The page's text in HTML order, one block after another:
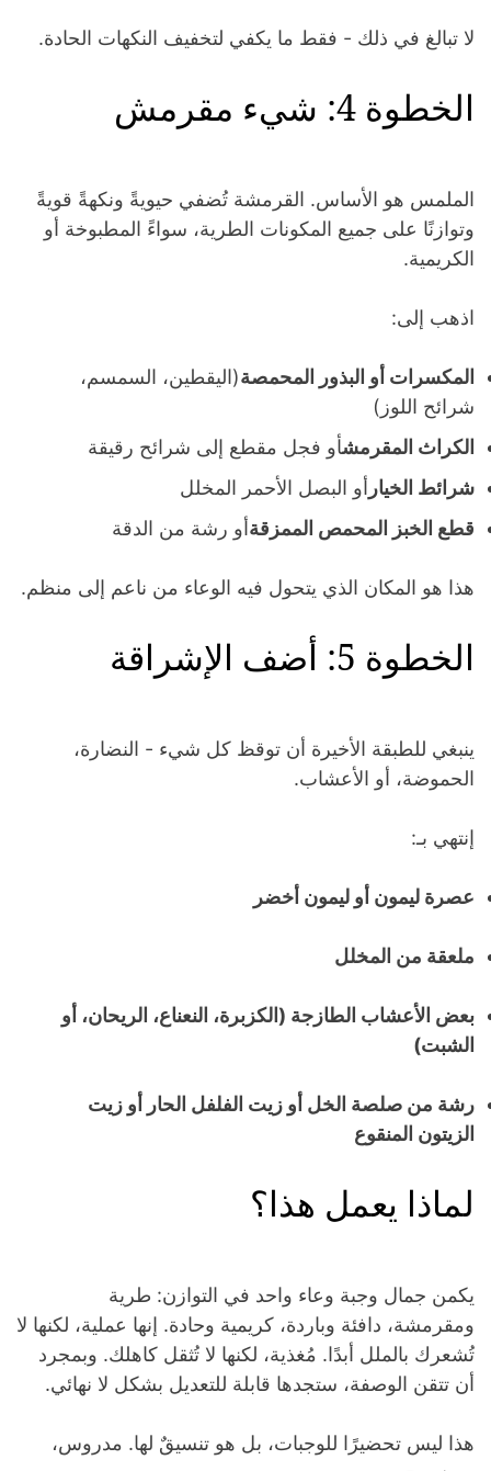
لا تبالغ في ذلك - فقط ما يكفي لتخفيف النكهات الحادة.
الخطوة 4: شيء مقرمش
الملمس هو الأساس. القرمشة تُضفي حيويةً ونكهةً قويةً
وتوازنًا على جميع المكونات الطرية، سواءً المطبوخة أو
الكريمية.
اذهب إلى:
المكسرات أو البذور المحمصة(اليقطين، السمسم،
شرائح اللوز)
الكراث المقرمشأو فجل مقطع إلى شرائح رقيقة
شرائط الخيار أو البصل الأحمر المخلل
قطع الخبز المحمص الممزقةأو رشة من الدقة
هذا هو المكان الذي يتحول فيه الوعاء من ناعم إلى منظم.
الخطوة 5: أضف الإشراقة
ينبغي للطبقة الأخيرة أن توقظ كل شيء - النضارة،
الحموضة، أو الأعشاب.
إنتهي بـ:
عصرة ليمون أو ليمون أخضر
ملعقة من المخلل
بعض الأعشاب الطازجة (الكزبرة، النعناع، ​​الريحان، أو
الشبت)
رشة من صلصة الخل أو زيت الفلفل الحار أو زيت
الزيتون المنقوع
لماذا يعمل هذا؟
يكمن جمال وجبة وعاء واحد في التوازن: طرية
ومقرمشة، دافئة وباردة، كريمية وحادة. إنها عملية، لكنها لا
تُشعرك بالملل أبدًا. مُغذية، لكنها لا تُثقل كاهلك. وبمجرد
أن تتقن الوصفة، ستجدها قابلة للتعديل بشكل لا نهائي.
هذا ليس تحضيرًا للوجبات، بل هو تنسيقٌ لها. مدروس،